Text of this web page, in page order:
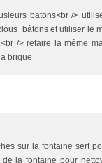
batons<br />
et utiliser le
/> refaire la même
brique
sur la fontaine sert
la fontaine pour